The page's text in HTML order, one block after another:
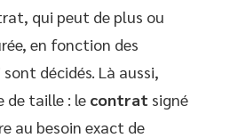
qui peut de plus ou
en fonction des
décidés. Là aussi,
de taille : le contrat signé
au besoin exact de